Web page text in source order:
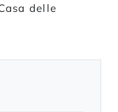
delle